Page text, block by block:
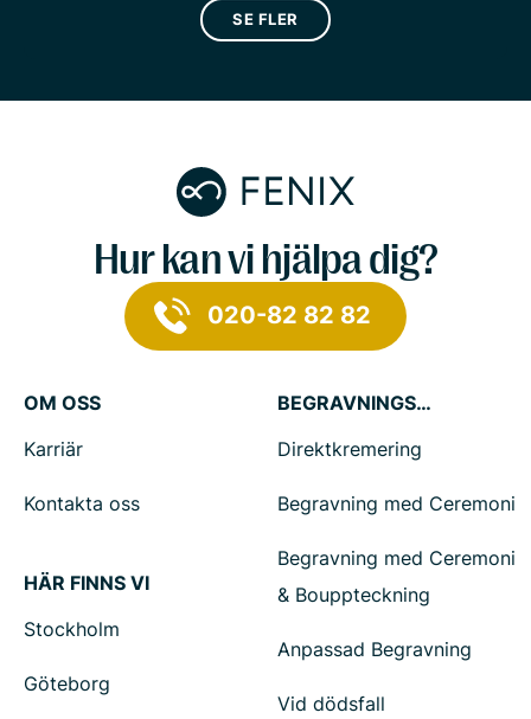
SE FLER
Hur kan vi hjälpa dig?
020-82 82 82
OM OSS
Karriär
Kontakta oss
HÄR FINNS VI
Stockholm
Göteborg
BEGRAVNINGSTJÄNSTER
Direktkremering
Begravning med Ceremoni
Begravning med Ceremoni
& Bouppteckning
Anpassad Begravning
Vid dödsfall